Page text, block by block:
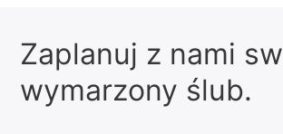
Zaplanuj z nami
wymarzony ślub.